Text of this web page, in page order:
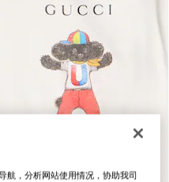
，分析网站使用情况，协助我司